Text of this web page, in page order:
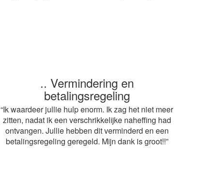
.. Vermindering en
betalingsregeling
“Ik waardeer jullie hulp enorm. Ik zag het niet meer
zitten, nadat ik een verschrikkelijke naheffing had
ontvangen. Jullie hebben dit verminderd en een
betalingsregeling geregeld. Mijn dank is groot!!”
.. Snelle service
“ Heel erg bedankt voor de snelle afwikkeling van
mijn aangifte. Op advies van mijn buurvrouw heb ik
gebruik gemaakt van jullie diensten. De adviseur
mag volgend jaar weer terugkomen! Grt.